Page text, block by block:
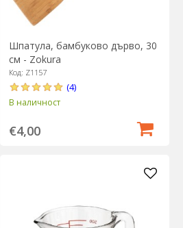
Шпатула, бамбуково дърво, 30
см - Zokura
Код: Z1157
(4)
В наличност
€4,00